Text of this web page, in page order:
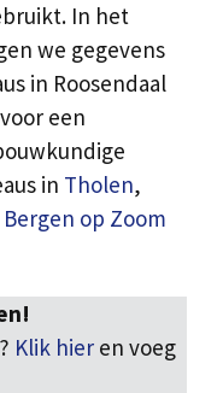
In het
we gegevens
in Roosendaal
een
in Tholen,
Bergen op Zoom
Klik hier en voeg